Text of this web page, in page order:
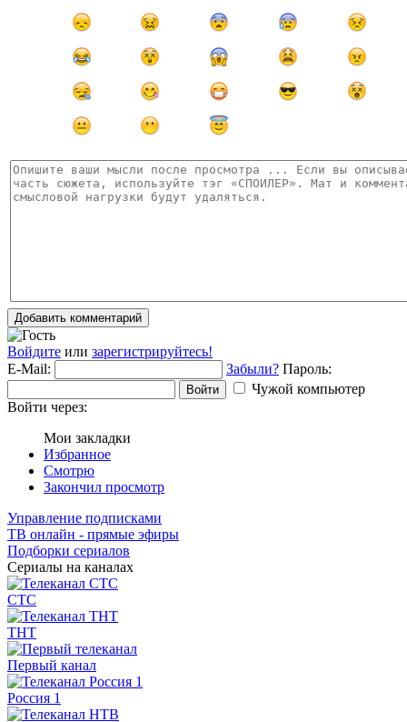
Добавить комментарий
Войдите или зарегистрируйтесь!
E-Mail:
Забыли? Пароль:
Войти
Чужой компьютер
Войти через:
Мои закладки
Избранное
Смотрю
Закончил просмотр
Управление подписками
ТВ онлайн - прямые эфиры
Подборки сериалов
Сериалы на каналах
СТС
ТНТ
Первый канал
Россия 1